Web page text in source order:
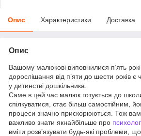
Опис Характеристики Доставка
Опис
Вашому малюкові виповнилися п’ять
дорослішання від п’яти до шести років
у дитинстві дошкільника.
Саме в цей час малюк готується до
спілкуватися, стає більш самостійним,
процеси значно прискорюються. Тож
важливо знати якнайбільше про
вміти розв’язувати будь-які проблеми,